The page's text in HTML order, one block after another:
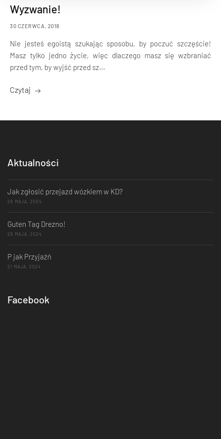
Wyzwanie!
30 CZERWCA, 2018
Nie jesteś egoistą szukając sposobu, by poczuć szczęście!
Masz tylko jedno życie, więc dlaczego masz się wzbraniać
przed tym, by wyjść przed sz...
Czytaj
Aktualności
Jak zgłosić przejazd wózkiem w KD?
29 MAJA, 2024
Guten Tag Drezno!
29 MAJA, 2024
P jak Przyjaźń
21 MAJA, 2024
Facebook